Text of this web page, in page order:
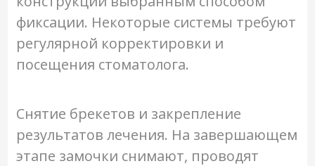
фиксации. Некоторые системы требуют
регулярной корректировки и
посещения стоматолога.
Снятие брекетов и закрепление
результатов лечения. На завершающем
этапе замочки снимают, проводят